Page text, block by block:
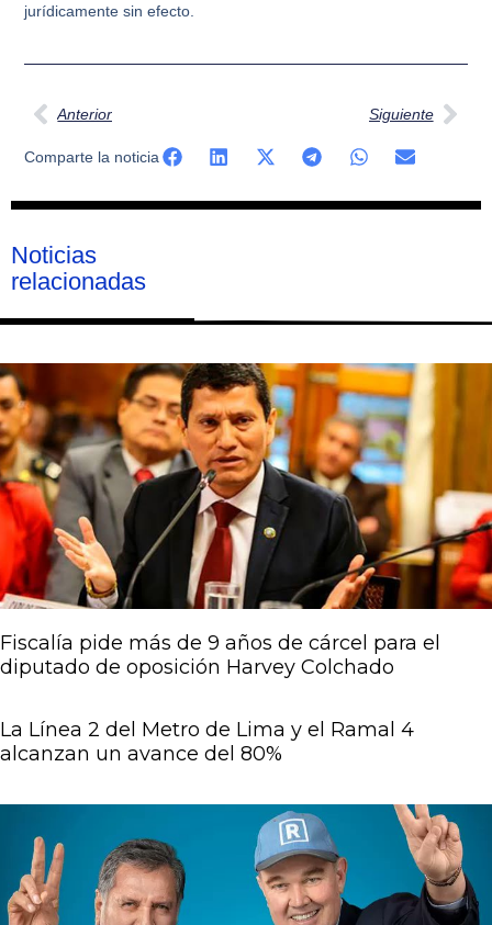
jurídicamente sin efecto.
Ant
Anterior Siguiente
Comparte la noticia
Noticias
relacionadas
Fiscalía pide más de 9 años de cárcel para el
diputado de oposición Harvey Colchado
La Línea 2 del Metro de Lima y el Ramal 4
alcanzan un avance del 80%
Página
Página
Página
Página
Página